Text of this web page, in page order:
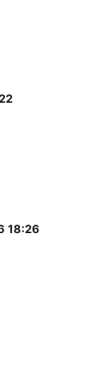
18:26